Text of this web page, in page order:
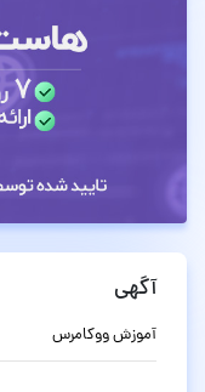
آگهی
آموزش ووکامرس